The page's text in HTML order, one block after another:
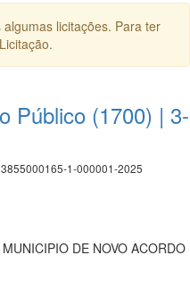
licitações. Para ter
Público (1700) | 3-
1-000001-2025
DE NOVO ACORDO